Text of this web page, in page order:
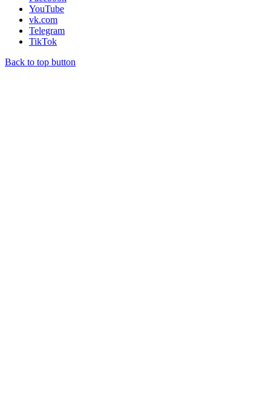
YouTube
vk.com
Telegram
TikTok
Back to top button